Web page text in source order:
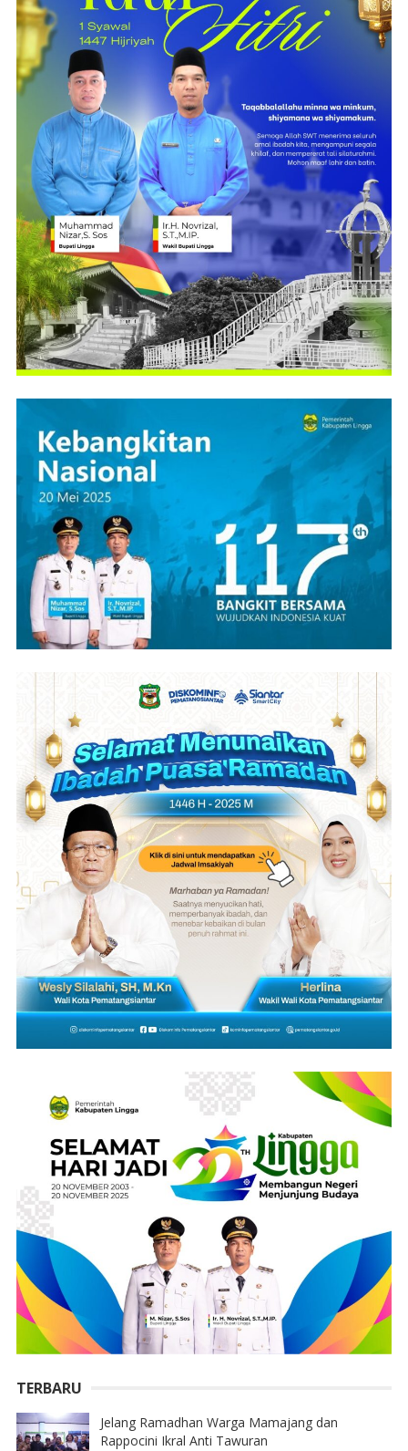
TERBARU
Jelang Ramadhan Warga Mamajang dan
Rappocini Ikral Anti Tawuran